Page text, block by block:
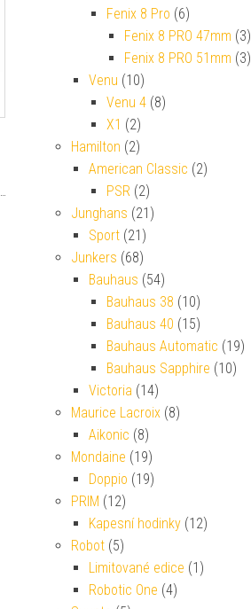
Fenix 8 Pro (6)
Fenix 8 PRO 47mm (3)
Fenix 8 PRO 51mm (3)
Venu (10)
Venu 4 (8)
X1 (2)
Hamilton (2)
American Classic (2)
PSR (2)
Junghans (21)
Sport (21)
Junkers (68)
Bauhaus (54)
Bauhaus 38 (10)
Bauhaus 40 (15)
Bauhaus Automatic (19)
Bauhaus Sapphire (10)
Victoria (14)
Maurice Lacroix (8)
Aikonic (8)
Mondaine (19)
Doppio (19)
PRIM (12)
Kapesní hodinky (12)
Robot (5)
Limitované edice (1)
Robotic One (4)